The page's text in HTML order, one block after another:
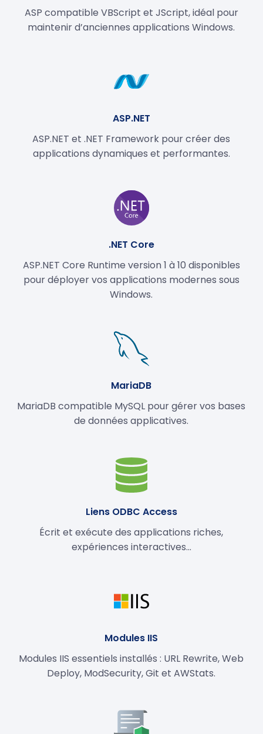
ASP compatible VBScript et JScript, idéal pour
maintenir d’anciennes applications Windows.
ASP.NET
ASP.NET et .NET Framework pour créer des
applications dynamiques et performantes.
.NET Core
ASP.NET Core Runtime version 1 à 10 disponibles
pour déployer vos applications modernes sous
Windows.
MariaDB
MariaDB compatible MySQL pour gérer vos bases
de données applicatives.
Liens ODBC Access
Écrit et exécute des applications riches,
expériences interactives...
Modules IIS
Modules IIS essentiels installés : URL Rewrite, Web
Deploy, ModSecurity, Git et AWStats.